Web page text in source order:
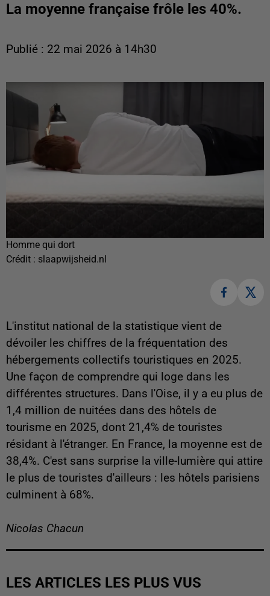
La moyenne française frôle les 40%.
Publié : 22 mai 2026 à 14h30
Homme qui dort
Crédit : slaapwijsheid.nl
L'institut national de la statistique vient de
dévoiler les chiffres de la fréquentation des
hébergements collectifs touristiques en 2025.
Une façon de comprendre qui loge dans les
différentes structures. Dans l'Oise, il y a eu plus de
1,4 million de nuitées dans des hôtels de
tourisme en 2025, dont 21,4% de touristes
résidant à l'étranger. En France, la moyenne est de
38,4%. C'est sans surprise la ville-lumière qui attire
le plus de touristes d'ailleurs : les hôtels parisiens
culminent à 68%.
Nicolas Chacun
LES ARTICLES LES PLUS VUS